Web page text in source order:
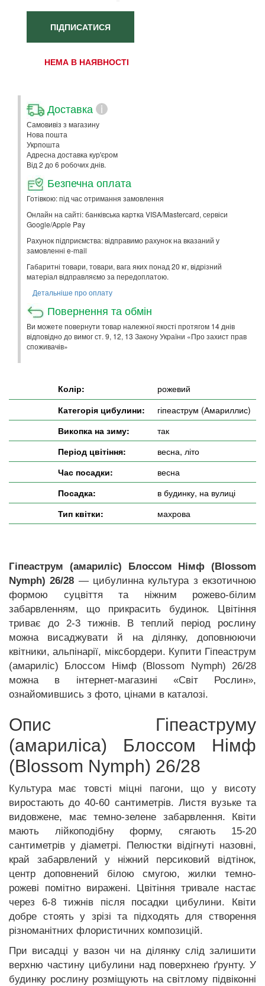
ПІДПИСАТИСЯ
НЕМА В НАЯВНОСТІ
Доставка i
Самовивіз з магазину
Нова пошта
Укрпошта
Адресна доставка кур'єром
Від 2 до 6 робочих днів.
Безпечна оплата
Готівкою: під час отримання замовлення
Онлайн на сайті: банківська картка VISA/Mastercard, сервіси
Google/Apple Pay
Рахунок підприємства: відправимо рахунок на вказаний у
замовленні e-mail
Габаритні товари, товари, вага яких понад 20 кг, відрізний
матеріал відправляємо за передоплатою.
Детальніше про оплату
Повернення та обмін
Ви можете повернути товар належної якості протягом 14 днів
відповідно до вимог ст. 9, 12, 13 Закону України «Про захист прав
споживачів»
Колір:
рожевий
Категорія цибулини:
гіпеаструм (Амариллис)
Викопка на зиму:
так
Період цвітіння:
весна, літо
Час посадки:
весна
Посадка:
в будинку, на вулиці
Тип квітки:
махрова
Гіпеаструм (амариліс) Блоссом Німф (Blossom
Nymph) 26/28 — цибулинна культура з екзотичною
формою суцвіття та ніжним рожево-білим
забарвленням, що прикрасить будинок. Цвітіння
триває до 2-3 тижнів. В теплий період рослину
можна висаджувати й на ділянку, доповнюючи
квітники, альпінарії, міксбордери. Купити Гіпеаструм
(амариліс) Блоссом Німф (Blossom Nymph) 26/28
можна в інтернет-магазині «Світ Рослин»,
ознайомившись з фото, цінами в каталозі.
Опис Гіпеаструму
(амариліса) Блоссом Німф
(Blossom Nymph) 26/28
Культура має товсті міцні пагони, що у висоту
виростають до 40-60 сантиметрів. Листя вузьке та
видовжене, має темно-зелене забарвлення. Квіти
мають лійкоподібну форму, сягають 15-20
сантиметрів у діаметрі. Пелюстки відігнуті назовні,
край забарвлений у ніжний персиковий відтінок,
центр доповнений білою смугою, жилки темно-
рожеві помітно виражені. Цвітіння тривале настає
через 6-8 тижнів після посадки цибулини. Квіти
добре стоять у зрізі та підходять для створення
різноманітних флористичних композицій.
При висадці у вазон чи на ділянку слід залишити
верхню частину цибулини над поверхнею ґрунту. У
будинку рослину розміщують на світлому підвіконні